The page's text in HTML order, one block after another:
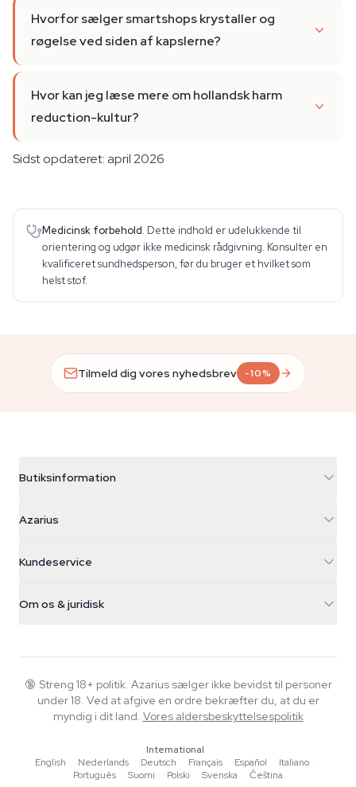
Hvorfor sælger smartshops krystaller og
røgelse ved siden af kapslerne?
Hvor kan jeg læse mere om hollandsk harm
reduction-kultur?
Sidst opdateret: april 2026
Medicinsk forbehold. Dette indhold er udelukkende til
orientering og udgør ikke medicinsk rådgivning. Konsulter en
kvalificeret sundhedsperson, før du bruger et hvilket som
helst stof.
Tilmeld dig vores nyhedsbrev -10%
Butiksinformation
Galvaniweg 11
Nederland
+31(0)204897914
Azarius
Smokeshop
Kundeservice
Returpolitik
FAQ
Privatlivspolitik
Om os & juridisk
Wiki
Blog
Musik
Redaktionelle standarder
Værktøjer & Beregnere
🔞 Streng 18+ politik. Azarius sælger ikke bevidst til personer
under 18. Ved at afgive en ordre bekræfter du, at du er
myndig i dit land. Vores aldersbeskyttelsespolitik
International
English
·Nederlands ·Deutsch ·Français ·Español ·Italiano
·
Português
·Suomi ·Polski ·Svenska ·Čeština